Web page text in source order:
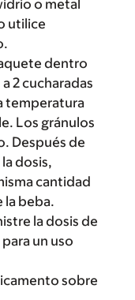
o metal
utilice
dentro
2 cucharadas
temperatura
Los gránulos
Después de
dosis,
cantidad
la beba.
la dosis de
un uso
sobre